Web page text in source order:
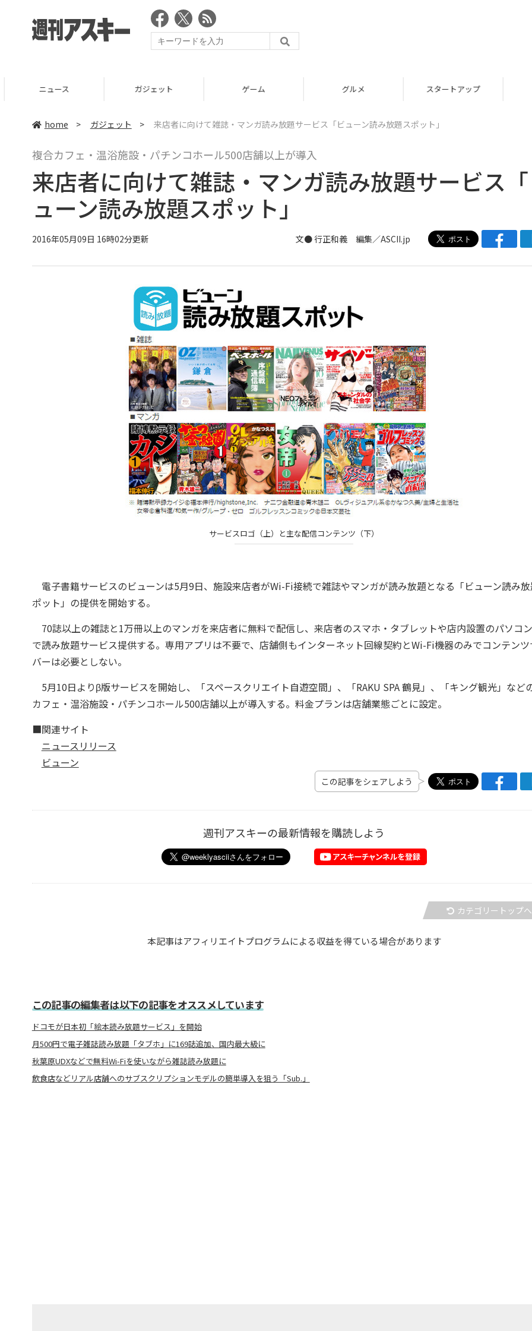
ニュース ガジェット ゲーム グルメ スタートアップ
home > ガジェット > 来店者に向けて雑誌・マンガ読み放題サービス「ビューン読み放題スポット」
複合カフェ・温浴施設・パチンコホール500店舗以上が導入
来店者に向けて雑誌・マンガ読み放題サービス
ューン読み放題スポット」
2016年05月09日 16時02分更新 文● 行正和義 編集／ASCII.jp
サービスロゴ（上）と主な配信コンテンツ（下）
電子書籍サービスのビューンは5月9日、施設来店者がWi-Fi接続で雑誌やマンガが読み放題となる「ビューン読み
ポット」の提供を開始する。
70誌以上の雑誌と1万冊以上のマンガを来店者に無料で配信し、来店者のスマホ・タブレットや店内設置のパソコ
で読み放題サービス提供する。専用アプリは不要で、店舗側もインターネット回線契約とWi-Fi機器のみでコンテンツ
バーは必要としない。
5月10日よりβ版サービスを開始し、「スペースクリエイト自遊空間」、「RAKU SPA 鶴見」、「キング観光」など
カフェ・温浴施設・パチンコホール500店舗以上が導入する。料金プランは店舗業態ごとに設定。
■関連サイト
ニュースリリース
ビューン
この記事をシェアしよう
週刊アスキーの最新情報を購読しよう
カテゴリートップへ
本記事はアフィリエイトプログラムによる収益を得ている場合があります
この記事の編集者は以下の記事をオススメしています
ドコモが日本初「絵本読み放題サービス」を開始
月500円で電子雑誌読み放題「タブホ」に169誌追加、国内最大級に
秋葉原UDXなどで無料Wi-Fiを使いながら雑誌読み放題に
飲食店などリアル店舗へのサブスクリプションモデルの簡単導入を狙う「Sub.」